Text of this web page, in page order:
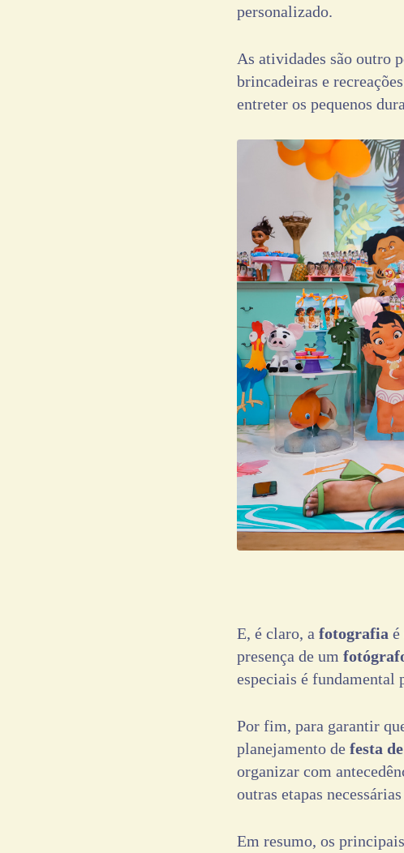
personalizado.
As atividades são outro
brincadeiras e
entreter os pequenos
E, é claro, a fotografia é
presença de um
especiais é fundamental
Por fim, para garantir
planejamento de festa
organizar com
outras etapas
Em resumo, os